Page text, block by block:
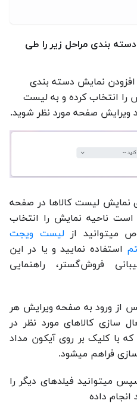
بندی مراحل زیر را طی
نمایش دسته بندی
انتخاب کرده و به لیست
ویرایش صفحه مورد نظر شوید.
نمایش لیست کالاها در صفحه
است ناحیه نمایش را انتخاب
میتوانید ازلیست ویجت
استفاده نمایید و یا در این
فروش‌گستر، راهنمایی
از ورود به صفحه ویرایش هر
سازی کالاهای مورد نظر در
با کلیک بر روی آیکون مداد
فراهم میشود.
میتوانید فیلدهای دیگر را
داده